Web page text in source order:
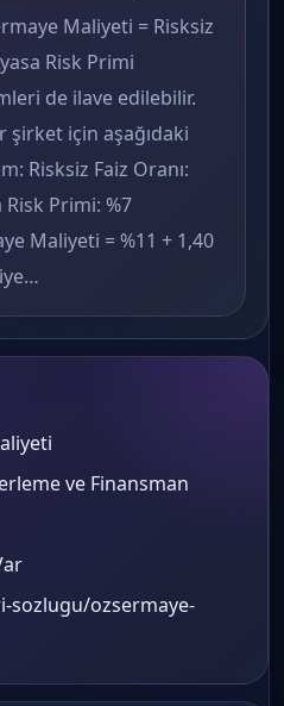
Maliyeti = Risksiz
Risk Primi
de ilave edilebilir.
şirket için aşağıdaki
Risksiz Faiz Oranı:
Risk Primi: %7
Maliyeti = %11 + 1,40
ve Finansman
sozlugu/ozsermaye-